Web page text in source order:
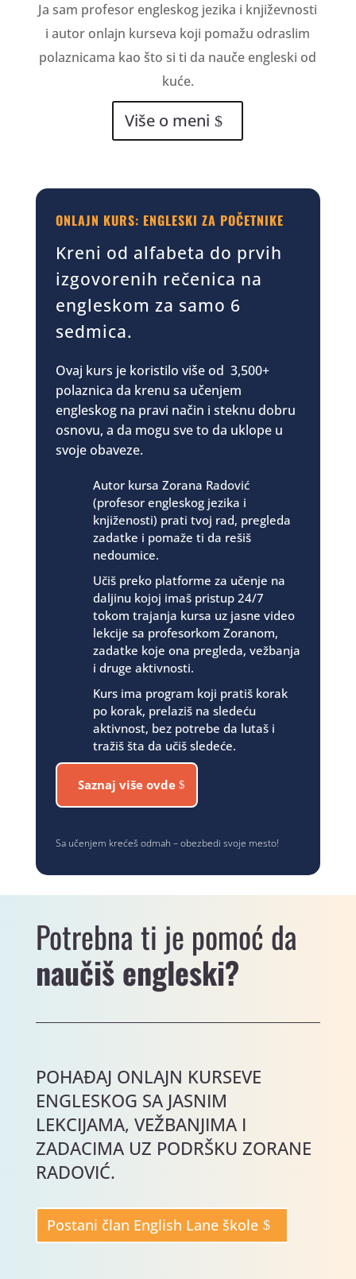
Ja sam profesor engleskog jezika i književnosti
i autor onlajn kurseva koji pomažu odraslim
polaznicama kao što si ti da nauče engleski od
kuće.
Više o meni
ONLAJN KURS: ENGLESKI ZA POČETNIKE
Kreni od alfabeta do prvih
izgovorenih rečenica na
engleskom za samo 6
sedmica.
Ovaj kurs je koristilo više od 3,500+
polaznica da krenu sa učenjem
engleskog na pravi način i steknu dobru
osnovu, a da mogu sve to da uklope u
svoje obaveze.
Autor kursa Zorana Radović
(profesor engleskog jezika i
knjiženosti) prati tvoj rad, pregleda
zadatke i pomaže ti da rešiš
nedoumice.
Učiš preko platforme za učenje na
daljinu kojoj imaš pristup 24/7
tokom trajanja kursa uz jasne video
lekcije sa profesorkom Zoranom,
zadatke koje ona pregleda, vežbanja
i druge aktivnosti.
Kurs ima program koji pratiš korak
po korak, prelaziš na sledeću
aktivnost, bez potrebe da lutaš i
tražiš šta da učiš sledeće.
Saznaj više ovde
Sa učenjem krećeš odmah – obezbedi svoje mesto!
Potrebna ti je pomoć da
naučiš engleski?
POHAĐAJ ONLAJN KURSEVE
ENGLESKOG SA JASNIM
LEKCIJAMA, VEŽBANJIMA I
ZADACIMA UZ PODRŠKU ZORANE
RADOVIĆ.
Postani član English Lane škole